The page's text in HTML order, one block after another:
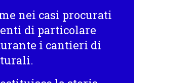
nei casi procurati
di particolare
i cantieri di